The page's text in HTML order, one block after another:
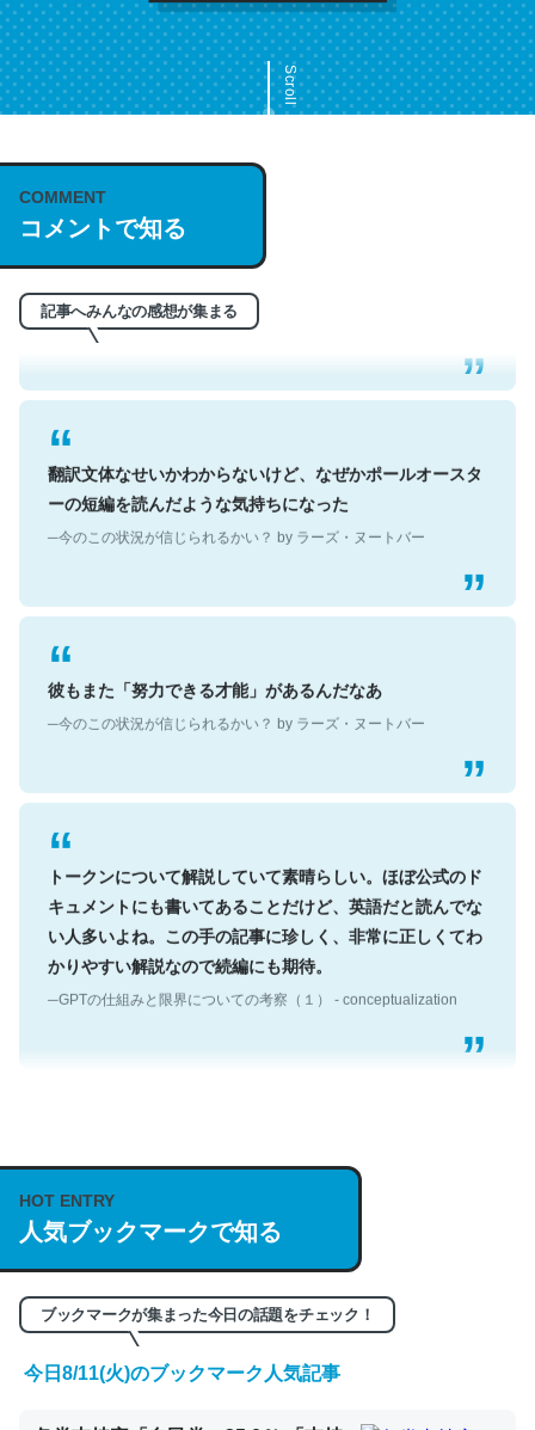
Scroll
COMMENT
コメントで知る
記事へみんなの感想が集まる
これは名文。彼はとてもクレバーなんだろうなと凄く思
─今のこの状況が信じられるかい？ by ラーズ・ヌートバー
翻訳文体なせいかわからないけど、なぜかポールオースタ
ーの短編を読んだような気持ちになった
─今のこの状況が信じられるかい？ by ラーズ・ヌートバー
彼もまた「努力できる才能」があるんだなあ
─今のこの状況が信じられるかい？ by ラーズ・ヌートバー
トークンについて解説していて素晴らしい。ほぼ公式のド
キュメントにも書いてあることだけど、英語だと読んでな
い人多いよね。この手の記事に珍しく、非常に正しくてわ
かりやすい解説なので続編にも期待。
─GPTの仕組みと限界についての考察（１） - conceptualization
説してる記事が少ないので貴重な良記事。/続編来た
https://isobe324649.hatenablog.com/entry/2023/03/27
/064121
─GPTの仕組みと限界についての考察（１） - conceptualization
HOT ENTRY
人気ブックマークで知る
ブックマークが集まった今日の話題をチェック！
今日8/11(火)のブックマーク人気記事